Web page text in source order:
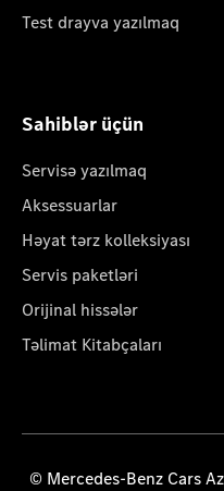
Test drayva yazılmaq
Sahiblər üçün
Servisə yazılmaq
Aksessuarlar
Həyat tərz kolleksiyası
Servis paketləri
Orijinal hissələr
Təlimat Kitabçaları
© Mercedes-Benz Cars